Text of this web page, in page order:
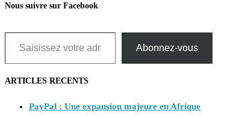
Nous suivre sur Facebook
Saisissez votre adresse e-mail…
Abonnez-vous
ARTICLES RECENTS
PayPal : Une expansion majeure en Afrique